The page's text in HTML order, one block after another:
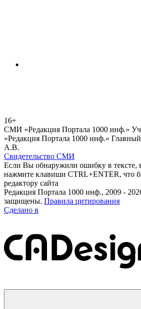
16+
СМИ «Редакция Портала 1000 инф.»
«Редакция Портала 1000 инф.»
А.В.
Свидетельство СМИ
Если Вы обнаружили ошибку в тексте,
нажмите клавиши CTRL+ENTER, что
редактору сайта
Редакция Портала 1000 инф., 2009 -
защищены. Правила цитирования
Сделано в